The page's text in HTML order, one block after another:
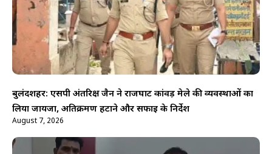
बुलंदशहर: एसपी अंतरिक्ष जैन ने राजघाट कांवड़ मेले की व्यवस्थाओं का
लिया जायजा, अतिक्रमण हटाने और सफाई के निर्देश
August 7, 2026